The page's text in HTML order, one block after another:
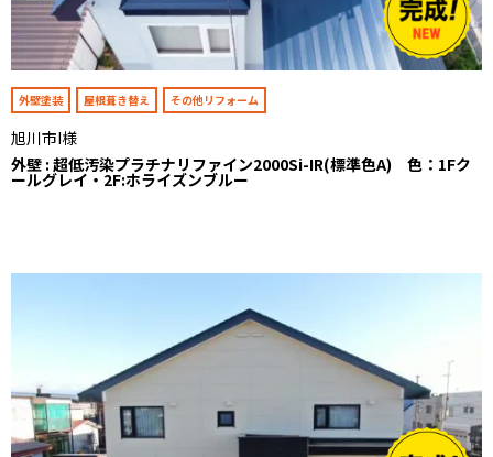
外壁塗装 屋根葺き替え その他リフォーム
旭川市I様
外壁 : 超低汚染プラチナリファイン2000Si-IR(標準色A) 色：1Fク
ールグレイ・2F:ホライズンブルー